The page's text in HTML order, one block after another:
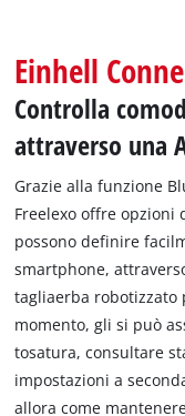
English
Einhell
Controlla
attraverso una
Grazie alla funzione
Freelexo offre opzioni
possono definire
smartphone,
tagliaerba robotizzato
momento, gli si può
tosatura, consultare
impostazioni a
allora come